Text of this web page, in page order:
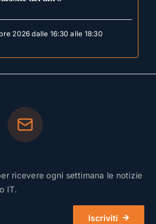
2026 dalle 16:30 alle 18:30
ricevere ogni settimana le notizie
IT.
Iscriviti